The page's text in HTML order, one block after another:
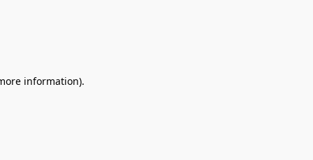
information).